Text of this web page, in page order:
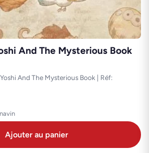
And The Mysterious Book
And The Mysterious Book | Réf:
Ajouter au panier